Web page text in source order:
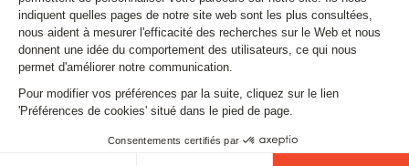
Stay tuned
Subscribe to our newsletter